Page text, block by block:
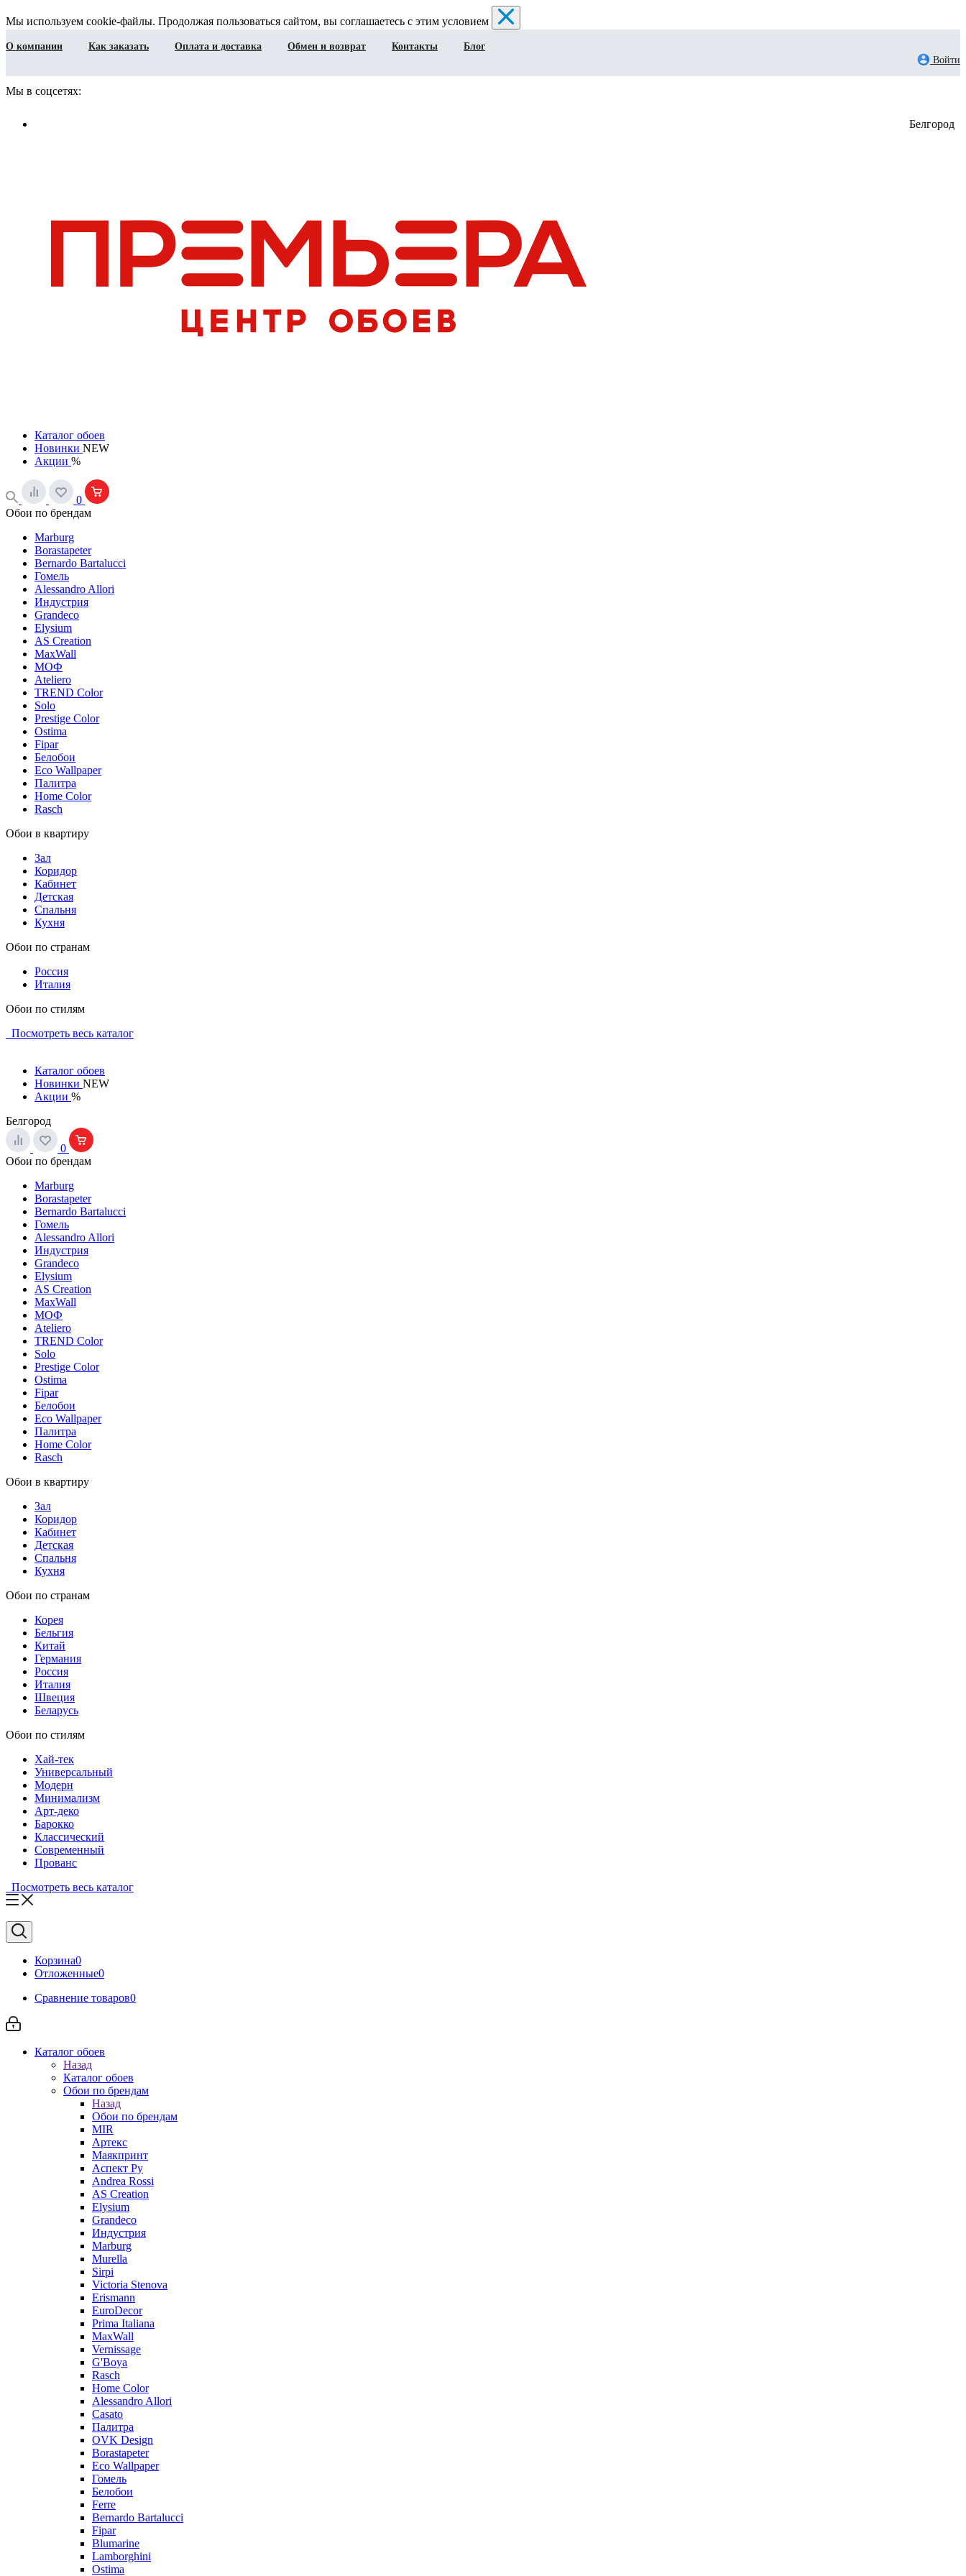
Мы используем cookie-файлы. Продолжая пользоваться сайтом, вы соглашаетесь с этим условием
О компании Как заказать Оплата и доставка Обмен и возврат Контакты
Блог
Войти
Мы в соцсетях:
Белгород
Каталог обоев
Новинки NEW
Акции %
0
Обои по брендам
Marburg
Borastapeter
Bernardo Bartalucci
Гомель
Alessandro Allori
Индустрия
Grandeco
Elysium
AS Creation
MaxWall
МОФ
Ateliero
TREND Color
Solo
Prestige Color
Ostima
Fipar
Белобои
Eco Wallpaper
Палитра
Home Color
Rasch
Обои в квартиру
Зал
Коридор
Кабинет
Детская
Спальня
Кухня
Обои по странам
Россия
Италия
Обои по стилям
Посмотреть весь каталог
Каталог обоев
Новинки NEW
Акции %
Белгород
0
Обои по брендам
Marburg
Borastapeter
Bernardo Bartalucci
Гомель
Alessandro Allori
Индустрия
Grandeco
Elysium
AS Creation
MaxWall
МОФ
Ateliero
TREND Color
Solo
Prestige Color
Ostima
Fipar
Белобои
Eco Wallpaper
Палитра
Home Color
Rasch
Обои в квартиру
Зал
Коридор
Кабинет
Детская
Спальня
Кухня
Обои по странам
Корея
Бельгия
Китай
Германия
Россия
Италия
Швеция
Беларусь
Обои по стилям
Хай-тек
Универсальный
Модерн
Минимализм
Арт-деко
Барокко
Классический
Современный
Прованс
Посмотреть весь каталог
Корзина0
Отложенные0
Сравнение товаров0
Каталог обоев
Назад
Каталог обоев
Обои по брендам
Назад
Обои по брендам
MIR
Артекс
Маякпринт
Аспект Ру
Andrea Rossi
AS Creation
Elysium
Grandeco
Индустрия
Marburg
Murella
Sirpi
Victoria Stenova
Erismann
EuroDecor
Prima Italiana
MaxWall
Vernissage
G'Boya
Rasch
Home Color
Alessandro Allori
Casato
Палитра
OVK Design
Borastapeter
Eco Wallpaper
Гомель
Белобои
Ferre
Bernardo Bartalucci
Fipar
Blumarine
Lamborghini
Ostima